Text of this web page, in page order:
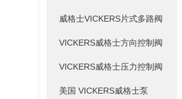
威格士VICKERS片式多路阀
VICKERS威格士方向控制阀
VICKERS威格士压力控制阀
美国 VICKERS威格士泵